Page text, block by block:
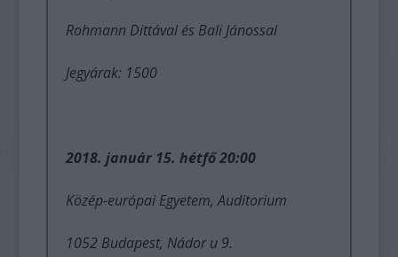
Rohmann Dittával és Bali Jánossal
Jegyárak: 1500
2018. január 15. hétfő 20:00
Közép-európai Egyetem, Auditorium
1052 Budapest, Nádor u 9.